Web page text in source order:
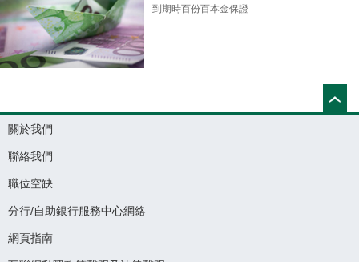
到期時百份百本金保證
關於我們
聯絡我們
職位空缺
分行/自助銀行服務中心網絡
網頁指南